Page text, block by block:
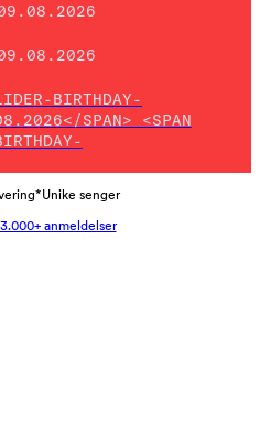
BIRTHDAY-
SPAN> <SPAN
Unike senger
anmeldelser